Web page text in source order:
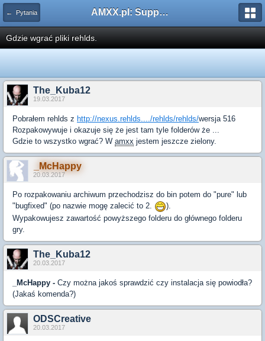
← Pytania AMXX.pl: Support AMX Mod X i SourceMod
Gdzie wgrać pliki rehlds.
The_Kuba12
19.03.2017
Pobrałem rehlds z http://nexus.rehlds..../rehlds/rehlds/wersja 516
Rozpakowywuje i okazuje się że jest tam tyle folderów że ...
Gdzie to wszystko wgrać? W amxx jestem jeszcze zielony.
_McHappy
20.03.2017
Po rozpakowaniu archiwum przechodzisz do bin potem do "pure" lub
"bugfixed" (po nazwie mogę zalecić to 2.
).
Wypakowujesz zawartość powyższego folderu do głównego folderu
gry.
The_Kuba12
20.03.2017
_McHappy - Czy można jakoś sprawdzić czy instalacja się powiodła?
(Jakaś komenda?)
ODSCreative
20.03.2017